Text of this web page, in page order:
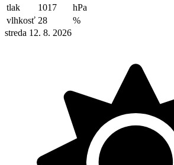
tlak
1017
hPa
vlhkosť 28
%
streda 12. 8. 2026